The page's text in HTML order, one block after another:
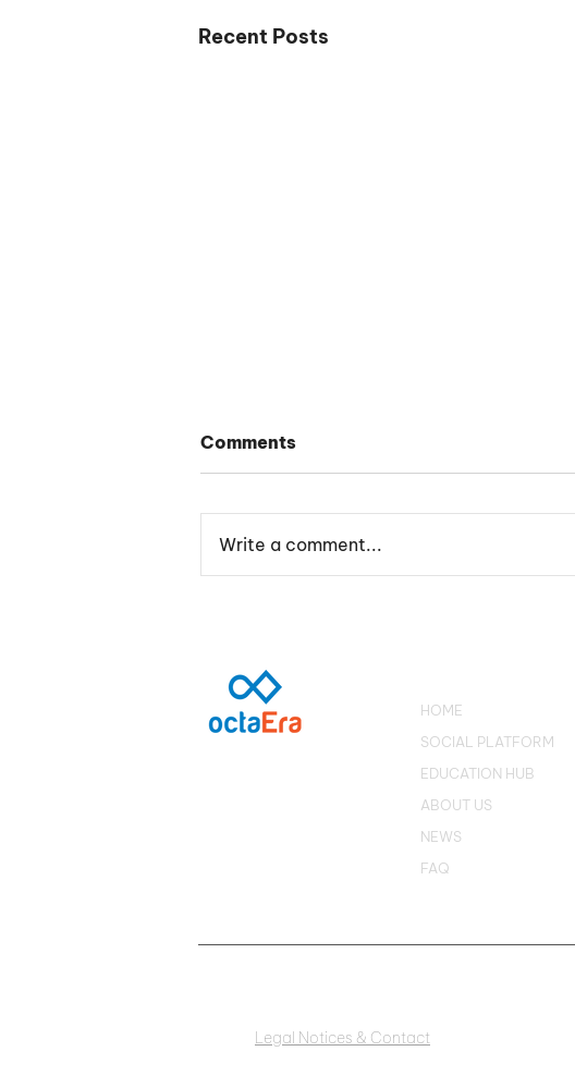
Recent Posts
from Brazil
Comments
Write a comment...
HOME
SOCIAL PLATFORM
EDUCATION HUB
ABOUT US
NEWS
FAQ
Legal Notices & Contact